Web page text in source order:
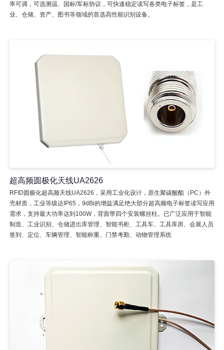
率可调，可选测温、国标/军标协议，可快速稳定读写各类电子标签，是工
业、仓储、资产、图书等领域的首选高性能识别设备。
超高频圆极化天线UA2626
RFID圆极化超高频天线UA2626，采用工业化设计，原生聚碳酸酯（PC）外
壳材质，工业等级达IP65，9dBi的增益满足绝大部分超高频电子标签读写应用
需求，支持最大功率达到100W，背面带四个安装螺丝柱。已广泛应用于智能
制造、工业识别、仓储进出库管理、智能书柜、工具车、工具库房、会展人员
签到、定位、车辆管理、智能称重、门禁考勤、动物管理系统